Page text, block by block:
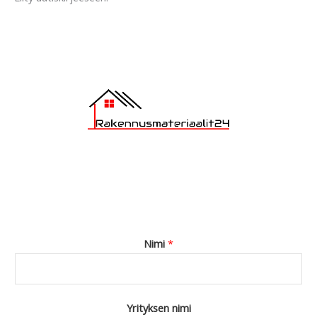
Nimi *
Yrityksen nimi